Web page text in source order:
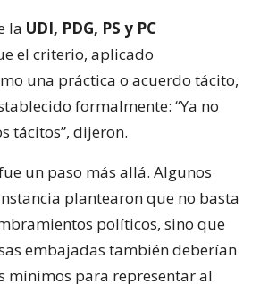
la UDI, PDG, PS y PC
el criterio, aplicado
una práctica o acuerdo tácito,
formalmente: “Ya no
tácitos”, dijeron.
un paso más allá. Algunos
plantearon que no basta
políticos, sino que
embajadas también deberían
mínimos para representar al